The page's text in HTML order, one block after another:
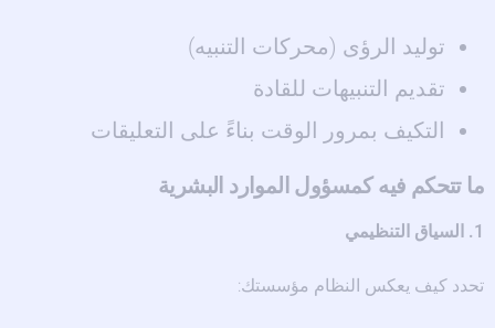
توليد الرؤى (محركات التنبيه)
تقديم التنبيهات للقادة
التكيف بمرور الوقت بناءً على التعليقات
ما تتحكم فيه كمسؤول الموارد البشرية
1. السياق التنظيمي
تحدد كيف يعكس النظام مؤسستك: